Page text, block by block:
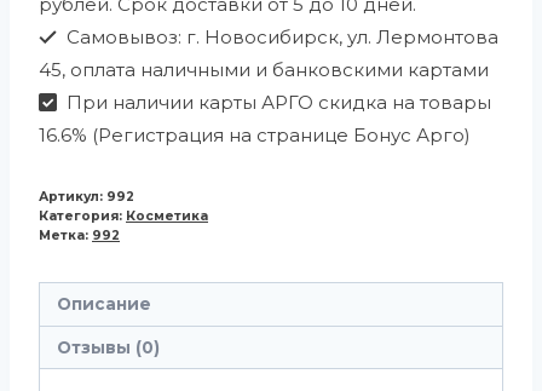
Самовывоз: г. Новосибирск, ул. Лермонтова
45, оплата наличными и банковскими картами
При наличии карты АРГО скидка на товары
16.6% (Регистрация на странице Бонус Арго)
Артикул: 992
Категория: Косметика
Метка: 992
Описание
Отзывы (0)